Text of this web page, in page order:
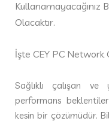
Olacaktır.
İşte CEY PC Network
Sağlıklı çalışan
performans
kesin bir çözümüdür.